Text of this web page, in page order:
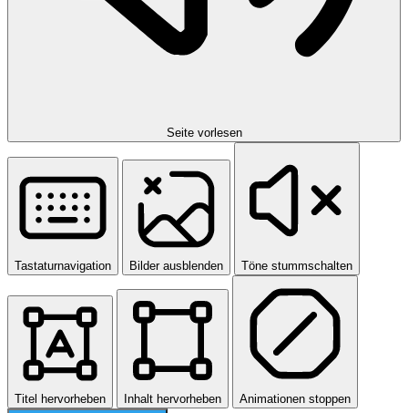
Seite vorlesen
Tastaturnavigation Bilder ausblenden Töne stummschalten
Titel hervorheben Inhalt hervorheben
Animationen stoppen